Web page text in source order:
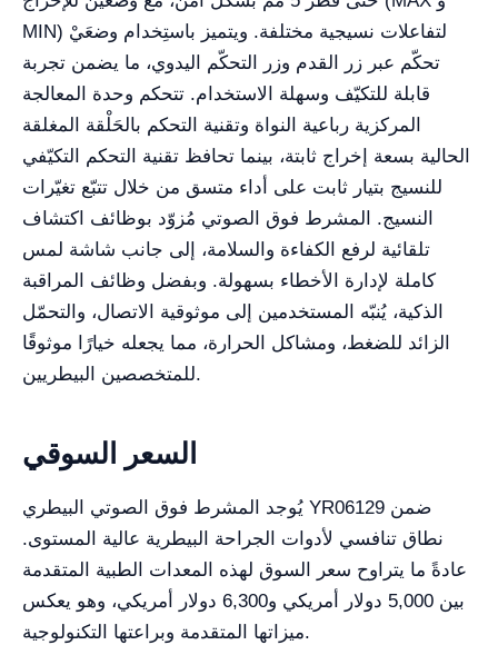
MIN) لتفاعلات نسيجية مختلفة. ويتميز باستِخدام وضعَيْ
تحكّم عبر زر القدم وزر التحكّم اليدوي، ما يضمن تجربة
قابلة للتكيّف وسهلة الاستخدام. تتحكم وحدة المعالجة
المركزية رباعية النواة وتقنية التحكم بالحَلْقة المغلقة
الحالية بسعة إخراج ثابتة، بينما تحافظ تقنية التحكم التكيّفي
للنسيج بتيار ثابت على أداء متسق من خلال تتبّع تغيّرات
النسيج. المشرط فوق الصوتي مُزوّد بوظائف اكتشاف
تلقائية لرفع الكفاءة والسلامة، إلى جانب شاشة لمس
كاملة لإدارة الأخطاء بسهولة. وبفضل وظائف المراقبة
الذكية، يُنبّه المستخدمين إلى موثوقية الاتصال، والتحمّل
الزائد للضغط، ومشاكل الحرارة، مما يجعله خيارًا موثوقًا
للمتخصصين البيطريين.
السعر السوقي
يُوجد المشرط فوق الصوتي البيطري YR06129 ضمن
نطاق تنافسي لأدوات الجراحة البيطرية عالية المستوى.
عادةً ما يتراوح سعر السوق لهذه المعدات الطبية المتقدمة
بين 5,000 دولار أمريكي و6,300 دولار أمريكي، وهو يعكس
ميزاتها المتقدمة وبراعتها التكنولوجية.